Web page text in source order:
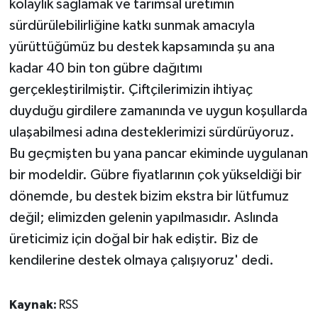
kolaylık sağlamak ve tarımsal üretimin
sürdürülebilirliğine katkı sunmak amacıyla
yürüttüğümüz bu destek kapsamında şu ana
kadar 40 bin ton gübre dağıtımı
gerçekleştirilmiştir. Çiftçilerimizin ihtiyaç
duyduğu girdilere zamanında ve uygun koşullarda
ulaşabilmesi adına desteklerimizi sürdürüyoruz.
Bu geçmişten bu yana pancar ekiminde uygulanan
bir modeldir. Gübre fiyatlarının çok yükseldiği bir
dönemde, bu destek bizim ekstra bir lütfumuz
değil; elimizden gelenin yapılmasıdır. Aslında
üreticimiz için doğal bir hak ediştir. Biz de
kendilerine destek olmaya çalışıyoruz' dedi.
Kaynak: RSS